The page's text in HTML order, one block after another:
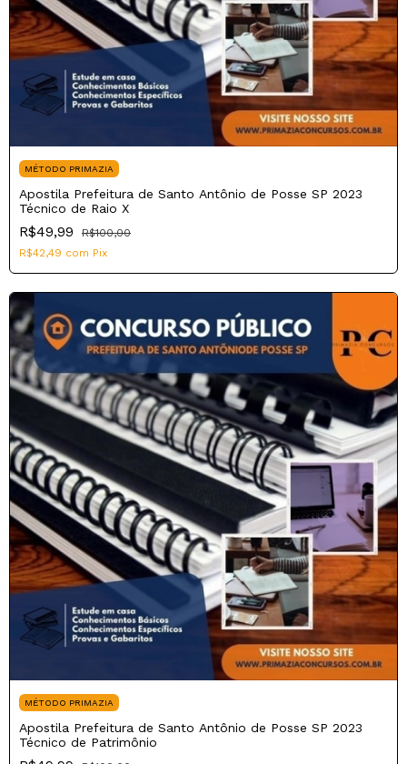
MÉTODO PRIMAZIA
Apostila Prefeitura de Santo Antônio de Posse SP 2023
Técnico de Raio X
R$49,99
R$100,00
R$42,49 com Pix
MÉTODO PRIMAZIA
Apostila Prefeitura de Santo Antônio de Posse SP 2023
Técnico de Patrimônio